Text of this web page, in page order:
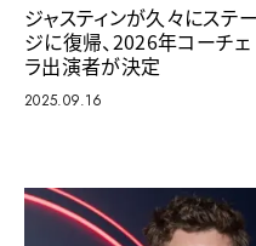
ジャスティンが久々にステー
ジに復帰、2026年コーチェ
ラ出演者が決定
2025.09.16